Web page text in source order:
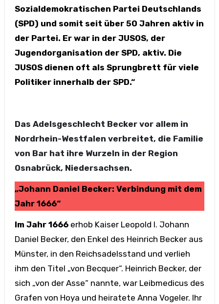
Sozialdemokratischen Partei Deutschlands
(SPD) und somit seit über 50 Jahren aktiv in
der Partei. Er war in der JUSOS, der
Jugendorganisation der SPD, aktiv. Die
JUSOS dienen oft als Sprungbrett für viele
Politiker innerhalb der SPD.“
Das Adelsgeschlecht Becker vor allem in
Nordrhein-Westfalen verbreitet, die Familie
von Bar hat ihre Wurzeln in der Region
Osnabrück, Niedersachsen.
„Johann Daniel Becker: Verbindung mit dem
Jahr 1666“
Im Jahr 1666erhob Kaiser Leopold I. Johann
Daniel Becker, den Enkel des Heinrich Becker aus
Münster, in den Reichsadelsstand und verlieh
ihm den Titel „von Becquer“. Heinrich Becker, der
sich „von der Asse“ nannte, war Leibmedicus des
Grafen von Hoya und heiratete Anna Vogeler. Ihr